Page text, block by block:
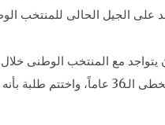
على الجيل الحالى للمنتخب
يتواجد مع المنتخب الوطنى
المقبلة، وإسعاد الشعب المصرى.